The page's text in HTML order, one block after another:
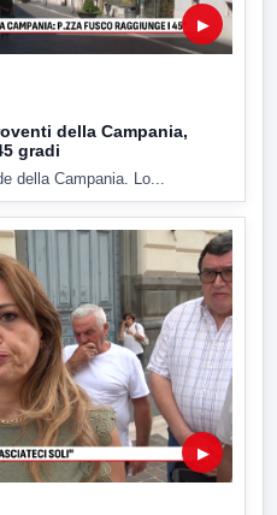
▶
della Campania,
gradi
della Campania. Lo...
▶